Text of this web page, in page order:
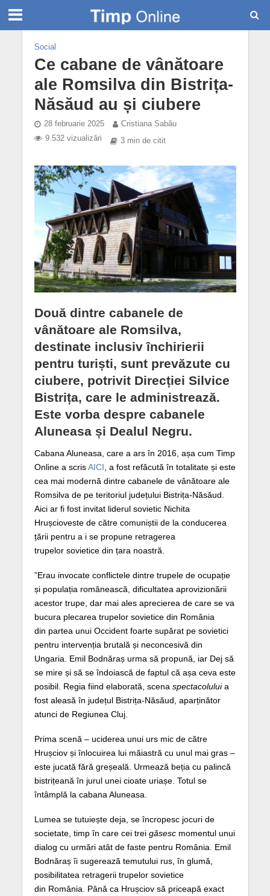
Social
Ce cabane de vânătoare
ale Romsilva din Bistrița-
Năsăud au și ciubere
28 februarie 2025
Cristiana Sabău
9.532 vizualizări
3 min de citit
Două dintre cabanele de
vânătoare ale Romsilva,
destinate inclusiv închirierii
pentru turiști, sunt prevăzute cu
ciubere, potrivit Direcției Silvice
Bistrița, care le administrează.
Este vorba despre cabanele
Aluneasa și Dealul Negru.
Cabana Aluneasa, care a ars în 2016, așa cum Timp
Online a scrisAICI , a fost refăcută în totalitate și este
cea mai modernă dintre cabanele de vânătoare ale
Romsilva de pe teritoriul județului Bistrița-Năsăud.
Aici ar fi fost invitat liderul sovietic Nichita
Hrușcioveste de către comuniștii de la conducerea
țării pentru a i se propune retragerea
trupelor sovietice din țara noastră.
”Erau invocate conflictele dintre trupele de ocupație
și populația românească, dificultatea aprovizionării
acestor trupe, dar mai ales aprecierea de care se va
bucura plecarea trupelor sovietice din România
din partea unui Occident foarte supărat pe sovietici
pentru intervenția brutală și neconcesivă din
Ungaria. Emil Bodnăraș urma să propună, iar Dej să
se mire și să se îndoiască de faptul că așa ceva este
posibil. Regia fiind elaborată, scena spectacoluluia
fost aleasă în județul Bistrița-Năsăud, aparținător
atunci de Regiunea Cluj.
Prima scenă – uciderea unui urs mic de către
Hrușciov și înlocuirea lui măiastră cu unul mai gras –
este jucată fără greșeală. Urmează beția cu palincă
bistrițeană în jurul unei cioate uriașe. Totul se
întâmplă la cabana Aluneasa.
Lumea se tutuiește deja, se încropesc jocuri de
societate, timp în care cei trei găsescmomentul unui
dialog cu urmări atât de faste pentru România. Emil
Bodnăraș îi sugerează temutului rus, în glumă,
posibilitatea retragerii trupelor sovietice
din România. Până ca Hrușciov să priceapă exact